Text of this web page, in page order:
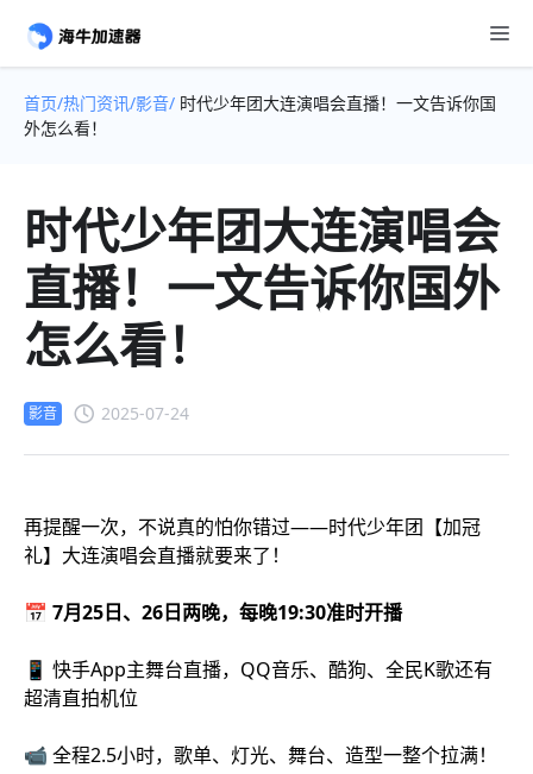
首页/热门资讯/影音/ 时代少年团大连演唱会直播！一文告诉你国
外怎么看！
时代少年团大连演唱会
直播！一文告诉你国外
怎么看！
影音 2025-07-24
再提醒一次，不说真的怕你错过——时代少年团【加冠
礼】大连演唱会直播就要来了！
📅 7月25日、26日两晚，每晚19:30准时开播
📱 快手App主舞台直播，QQ音乐、酷狗、全民K歌还有
超清直拍机位
📹 全程2.5小时，歌单、灯光、舞台、造型一整个拉满！